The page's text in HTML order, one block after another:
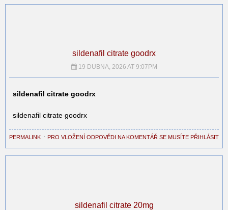
sildenafil citrate goodrx
19 DUBNA, 2026 AT 9:07PM
sildenafil citrate goodrx
sildenafil citrate goodrx
PERMALINK ⋅ PRO VLOŽENÍ ODPOVĚDI NA KOMENTÁŘ SE MUSÍTE PŘIHLÁSIT
sildenafil citrate 20mg